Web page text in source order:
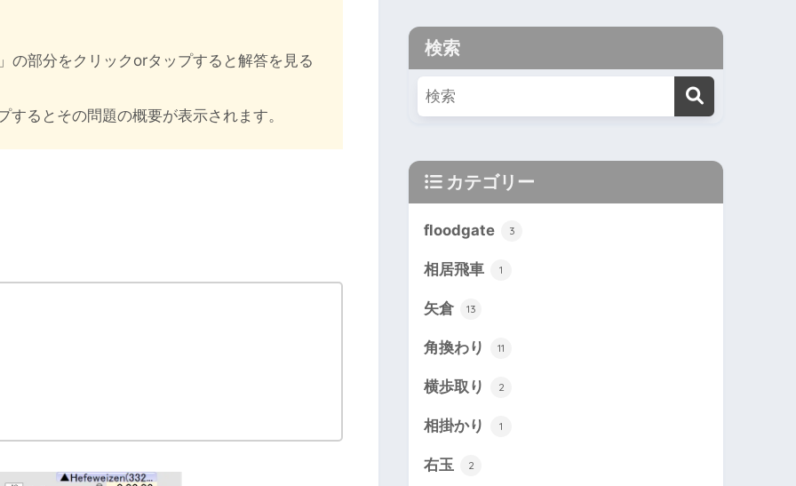
の部分をクリックorタップすると解答を見る
るとその問題の概要が表示されます。
検索
カテゴリー
floodgate 3
相居飛車 1
矢倉 13
角換わり 11
横歩取り 2
相掛かり 1
右玉 2